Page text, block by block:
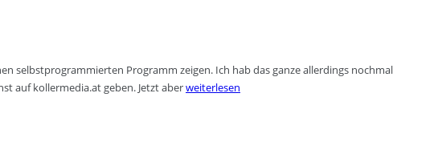
selbstprogrammierten Programm zeigen. Ich hab das ganze allerdings nochmal
auf kollermedia.at geben. Jetzt aberweiterlesen